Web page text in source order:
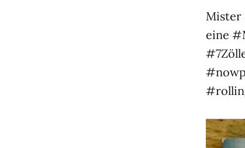
Mister
eine